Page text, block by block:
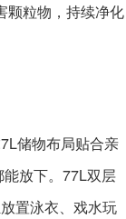
颗粒物，持续净化
储物布局贴合亲
放下。77L双层
置泳衣、戏水玩